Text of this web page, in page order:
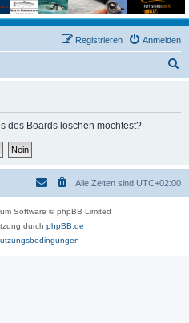
Anmelden
Registrieren
des Boards löschen möchtest?
Alle Zeiten sind UTC+02:00
Software © phpBB Limited
durch phpBB.de